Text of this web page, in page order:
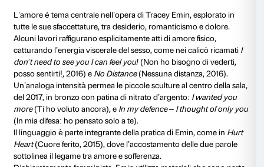
abbandonata sei anni prima, conExorcism of the
made(Esorcismo dell’ultimo dipinto che abbia mai
settimane e mezzo – il tempo tra un ciclo mestruale e
chiusa nuda in uno spazio di una galleria a
trasformandolo in uno studio temporaneo.
sguardo del pubblico, Emin era, insieme, creatrice e
propria arte. I visitatori potevano infatti osservarla
grandangolari mentre realizzava dipinti e disegni
tutti uomini – come Egon Schiele, Yves Klein,
Pablo Picasso. Se il nudo femminile è stato